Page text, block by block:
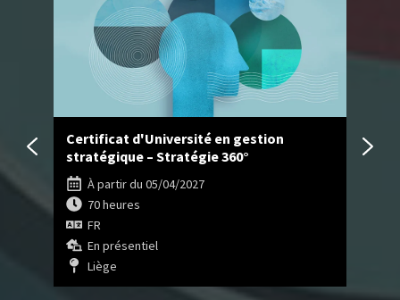
Certificat d'Université en gestion
stratégique – Stratégie 360°
À partir du 05/04/2027
70 heures
FR
En présentiel
Liège